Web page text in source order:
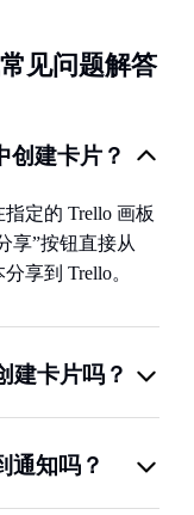
见问题解答
创建卡片？
定的 Trello 画板
享”按钮直接从
享到 Trello。
建卡片吗？
通知吗？